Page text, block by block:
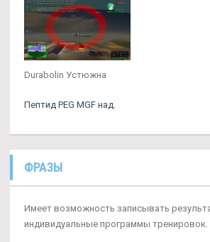
Durabolin Устюжна
Пептид PEG MGF над.
ФРАЗЫ
Имеет возможность записывать
индивидуальные программы тренировок.